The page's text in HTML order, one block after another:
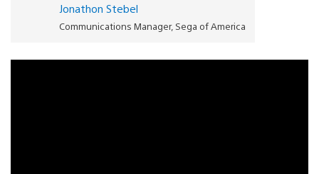
Jonathon Stebel
Communications Manager, Sega of America